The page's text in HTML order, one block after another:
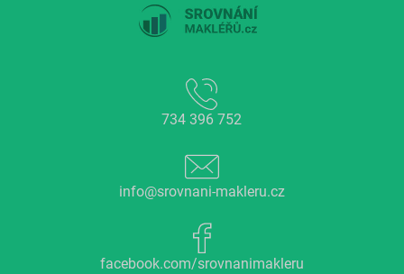
734 396 752
info@srovnani-makleru.cz
facebook.com/srovnanimakleru